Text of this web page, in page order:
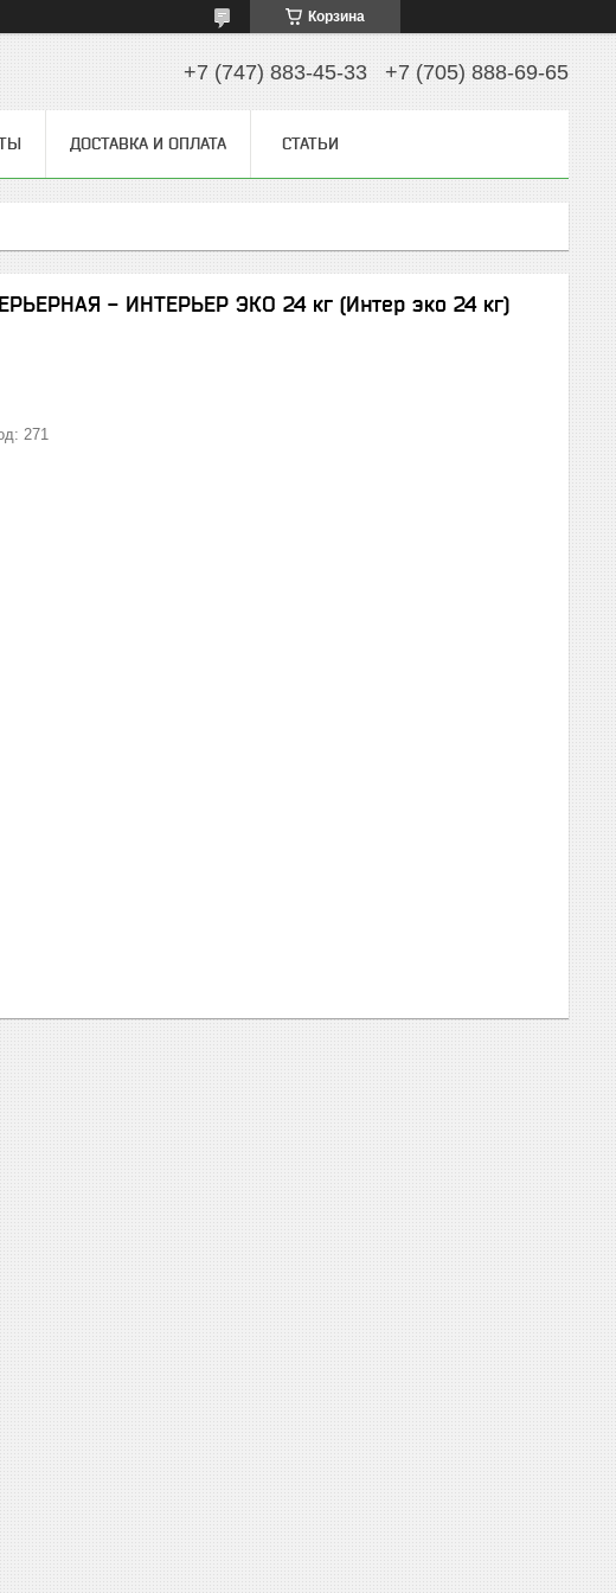
Корзина
+7 (747) 883-45-33 +7 (705) 888-69-65
ДОСТАВКА И ОПЛАТА СТАТЬИ
- ИНТЕРЬЕР ЭКО 24 кг (Интер эко 24 кг)
271